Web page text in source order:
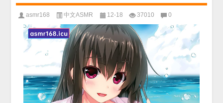
asmr168 中文ASMR 12-18 37010 0